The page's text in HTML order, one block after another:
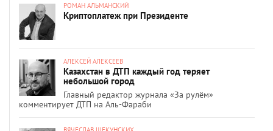
РОМАН АЛЬМАНСКИЙ
Криптоплатеж при Президенте
АЛЕКСЕЙ АЛЕКСЕЕВ
Казахстан в ДТП каждый год теряет
небольшой город
Главный редактор журнала «За рулём»
комментирует ДТП на Аль-Фараби